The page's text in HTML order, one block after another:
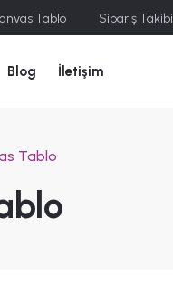
Tablo Sipariş Takibi
Blog İletişim
Tablo